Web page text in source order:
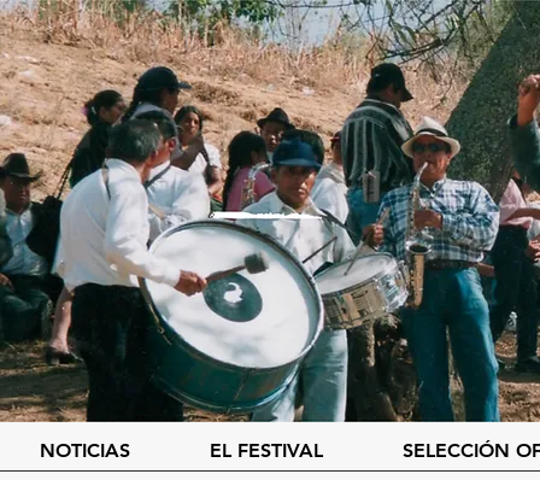
NOTICIAS EL FESTIVAL SELECCIÓN